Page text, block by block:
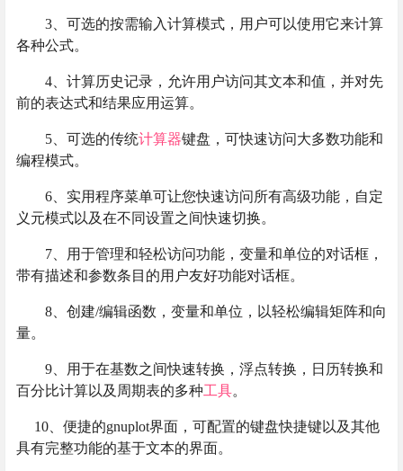
3、可选的按需输入计算模式，用户可以使用它来计算
各种公式。
4、计算历史记录，允许用户访问其文本和值，并对先
前的表达式和结果应用运算。
5、可选的传统计算器键盘，可快速访问大多数功能和
编程模式。
6、实用程序菜单可让您快速访问所有高级功能，自定
义元模式以及在不同设置之间快速切换。
7、用于管理和轻松访问功能，变量和单位的对话框，
带有描述和参数条目的用户友好功能对话框。
8、创建/编辑函数，变量和单位，以轻松编辑矩阵和向
量。
9、用于在基数之间快速转换，浮点转换，日历转换和
百分比计算以及周期表的多种工具。
10、便捷的gnuplot界面，可配置的键盘快捷键以及其他
具有完整功能的基于文本的界面。